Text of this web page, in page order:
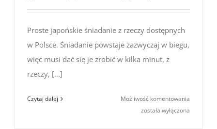
Proste japońskie śniadanie z rzeczy dostępnych
w Polsce. Śniadanie powstaje zazwyczaj w biegu,
więc musi dać się je zrobić w kilka minut, z
rzeczy, [...]
Czytaj dalej Możliwość komentowania
została wyłączona